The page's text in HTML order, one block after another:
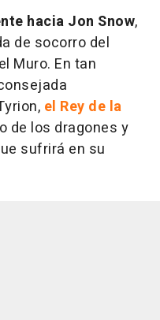
hacia Jon Snow,
de socorro del
Muro. En tan
el Rey de la
de los dragones y
sufrirá en su